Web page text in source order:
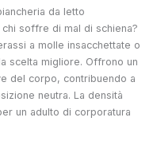
da letto
soffre di mal di schiena?
a molle insacchettate o
scelta migliore. Offrono un
del corpo, contribuendo a
neutra. La densità
un adulto di corporatura